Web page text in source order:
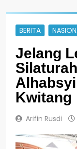
BERITA
Jelang
Kwitang
Arifin Rusdi